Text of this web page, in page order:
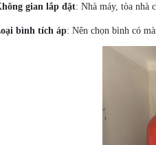
gian lắp đặt: Nhà máy, tòa nhà
bình tích áp: Nên chọn bình có